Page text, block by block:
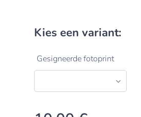
Kies een variant:
Gesigneerde fotoprint